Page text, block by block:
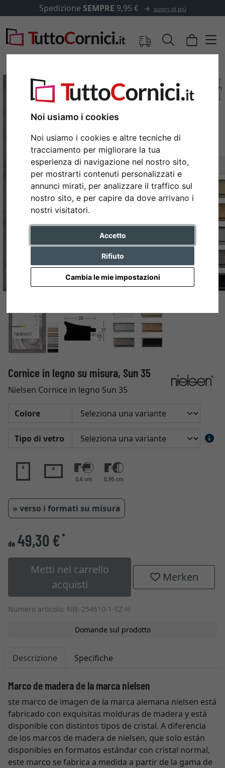
Noi usiamo i cookies
Noi usiamo i cookies e altre tecniche di
tracciamento per migliorare la tua
esperienza di navigazione nel nostro sito,
per mostrarti contenuti personalizzati e
annunci mirati, per analizzare il traffico sul
nostro sito, e per capire da dove arrivano i
nostri visitatori.
Accetto
Rifiuto
Cambia le mie impostazioni
Spedizione SEMPRE 9,95 € scopri di più
Indietro
Cornice in legno su misura, Sun 35
Nielsen Cornice in legno Sun 35
Colore
Tipo di vetro
0,6 cm 0,95 cm
» verso i formati su misura
da 49,30 €*
Metti nel carrello
acquisti
Merken
Numero articolo: NIE-254610-1-SZ-H
Domande sul prodotto
Descrizione Specifiche
Marco de madera de la marca nielsen
ste marco de imagen de la marca alemana nielsen está
fabricado con exquisitas molduras de madera y está
disponible con distintos tipos de cristal. A diferencia
de los marcos de madera de nielsen, que solo están
disponibles en formatos estándar con cristal normal,
este marco se fabrica a medida a partir de la gama de